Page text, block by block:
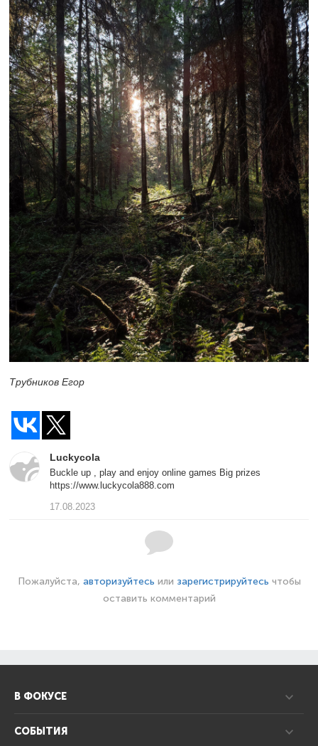
Трубников Егор
Luckycola
Buckle up , play and enjoy online games Big prizes
https://www.luckycola888.com
17.08.2023
Пожалуйста, авторизуйтесь или зарегистрируйтесь чтобы
оставить комментарий
В ФОКУСЕ
СОБЫТИЯ